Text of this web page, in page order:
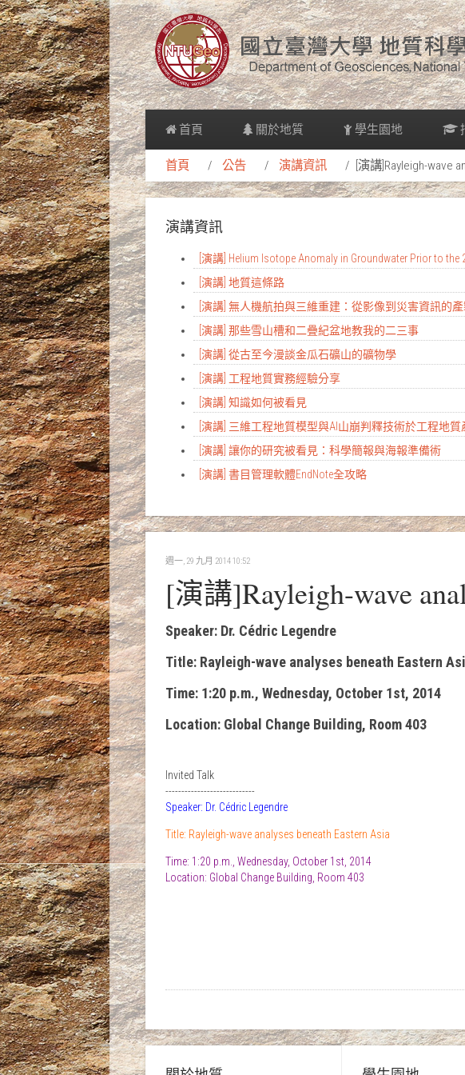
首頁 關於地質 學生園地
首頁 公告 演講資訊 [演講]Rayleigh-wave
演講資訊
[演講] Helium Isotope Anomaly in Groundwater Prior to the
[演講] 地質這條路
[演講] 無人機航拍與三維重建：從影像到災害資訊的
[演講] 那些雪山槽和二疊紀盆地教我的二三事
[演講] 從古至今漫談金瓜石礦山的礦物學
[演講] 工程地質實務經驗分享
[演講] 知識如何被看見
[演講] 三維工程地質模型與AI山崩判釋技術於工程地質
[演講] 讓你的研究被看見：科學簡報與海報準備術
[演講] 書目管理軟體EndNote全攻略
週一, 29 九月 2014 10:52
[演講]Rayleigh-wave
Speaker: Dr. Cédric Legendre
Title: Rayleigh-wave analyses beneath Eastern
Time: 1:20 p.m., Wednesday, October 1st, 2014
Location: Global Change Building, Room 403
Invited Talk
----------------------------
Speaker: Dr. Cédric Legendre
Title: Rayleigh-wave analyses beneath Eastern Asia
Time: 1:20 p.m., Wednesday, October 1st, 2014
Location: Global Change Building, Room 403